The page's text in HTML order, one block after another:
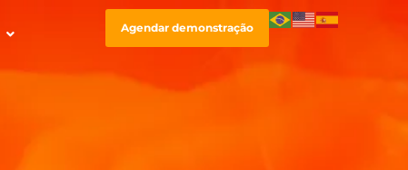
Agendar demonstração